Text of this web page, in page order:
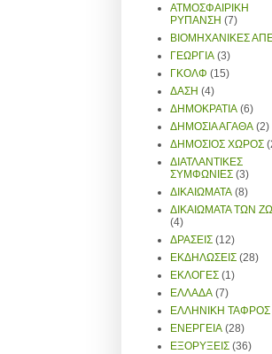
ΑΤΜΟΣΦΑΙΡΙΚΗ
ΡΥΠΑΝΣΗ (7)
ΒΙΟΜΗΧΑΝΙΚΕΣ
ΓΕΩΡΓΙΑ (3)
ΓΚΟΛΦ (15)
ΔΑΣΗ (4)
ΔΗΜΟΚΡΑΤΙΑ (6)
ΔΗΜΟΣΙΑ ΑΓΑΘΑ (2)
ΔΗΜΟΣΙΟΣ ΧΩΡΟΣ
ΔΙΑΤΛΑΝΤΙΚΕΣ
ΣΥΜΦΩΝΙΕΣ (3)
ΔΙΚΑΙΩΜΑΤΑ (8)
ΔΙΚΑΙΩΜΑΤΑ ΤΩΝ
(4)
ΔΡΑΣΕΙΣ (12)
ΕΚΔΗΛΩΣΕΙΣ (28)
ΕΚΛΟΓΕΣ (1)
ΕΛΛΑΔΑ (7)
ΕΛΛΗΝΙΚΗ ΤΑΦΡΟΣ
ΕΝΕΡΓΕΙΑ (28)
ΕΞΟΡΥΞΕΙΣ (36)